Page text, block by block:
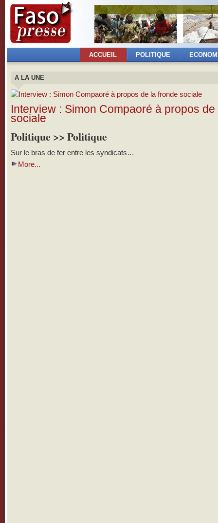
ACCUEIL POLITIQUE
A LA UNE
Interview : Simon Compaoré à propos
sociale
Politique >> Politique
Sur le bras de fer entre les syndicats…
More...